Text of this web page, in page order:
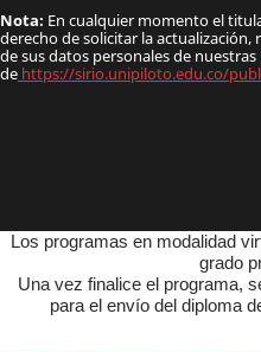
Los programas en modalidad
grado
Una vez finalice el programa,
para el envío del diploma